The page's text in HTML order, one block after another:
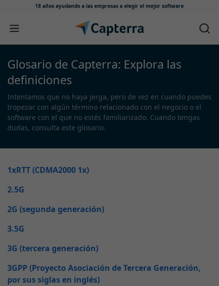
18 años ayudando a las empresas a elegir el mejor software
Ir directamente al contenido
Glosario de Capterra: Explora las
definiciones
Intentamos que no haya jerga, pero de vez en cuando puedes
tropezar con algún término relacionado con el negocio o el
software con el que no estés familiarizado. Cuando tengas
dudas, consulta este glosario.
1xRTT (CDMA2000 1x)
2.5G
2G (segunda generación)
3.5G
3G (tercera generación)
3GPP (Proyecto Asociación de Tercera Generación,
por sus siglas en inglés)